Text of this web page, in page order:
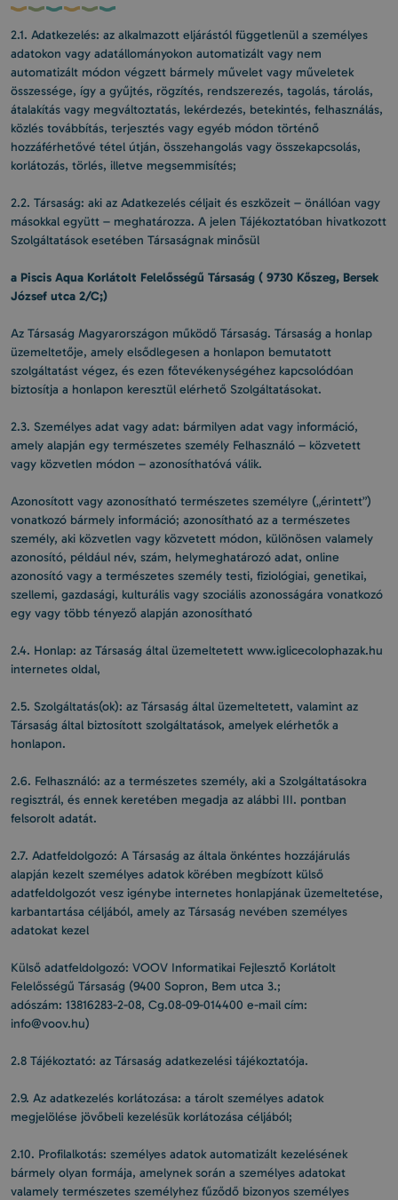
2.1. Adatkezelés: az alkalmazott eljárástól függetlenül a személyes
adatokon vagy adatállományokon automatizált vagy nem
automatizált módon végzett bármely művelet vagy műveletek
összessége, így a gyűjtés, rögzítés, rendszerezés, tagolás, tárolás,
átalakítás vagy megváltoztatás, lekérdezés, betekintés, felhasználás,
közlés továbbítás, terjesztés vagy egyéb módon történő
hozzáférhetővé tétel útján, összehangolás vagy összekapcsolás,
korlátozás, törlés, illetve megsemmisítés;
2.2. Társaság: aki az Adatkezelés céljait és eszközeit – önállóan vagy
másokkal együtt – meghatározza. A jelen Tájékoztatóban hivatkozott
Szolgáltatások esetében Társaságnak minősül
a Piscis Aqua Korlátolt Felelősségű Társaság ( 9730 Kőszeg, Bersek
József utca 2/C;)
Az Társaság Magyarországon működő Társaság. Társaság a honlap
üzemeltetője, amely elsődlegesen a honlapon bemutatott
szolgáltatást végez, és ezen főtevékenységéhez kapcsolódóan
biztosítja a honlapon keresztül elérhető Szolgáltatásokat.
2.3. Személyes adat vagy adat: bármilyen adat vagy információ,
amely alapján egy természetes személy Felhasználó – közvetett
vagy közvetlen módon – azonosíthatóvá válik.
Azonosított vagy azonosítható természetes személyre („érintett”)
vonatkozó bármely információ; azonosítható az a természetes
személy, aki közvetlen vagy közvetett módon, különösen valamely
azonosító, például név, szám, helymeghatározó adat, online
azonosító vagy a természetes személy testi, fiziológiai, genetikai,
szellemi, gazdasági, kulturális vagy szociális azonosságára vonatkozó
egy vagy több tényező alapján azonosítható
2.4. Honlap: az Társaság által üzemeltetett www.iglicecolophazak.hu
internetes oldal,
2.5. Szolgáltatás(ok): az Társaság által üzemeltetett, valamint az
Társaság által biztosított szolgáltatások, amelyek elérhetők a
honlapon.
2.6. Felhasználó: az a természetes személy, aki a Szolgáltatásokra
regisztrál, és ennek keretében megadja az alábbi III. pontban
felsorolt adatát.
2.7. Adatfeldolgozó: A Társaság az általa önkéntes hozzájárulás
alapján kezelt személyes adatok körében megbízott külső
adatfeldolgozót vesz igénybe internetes honlapjának üzemeltetése,
karbantartása céljából, amely az Társaság nevében személyes
adatokat kezel
Külső adatfeldolgozó: VOOV Informatikai Fejlesztő Korlátolt
Felelősségű Társaság (9400 Sopron, Bem utca 3.;
adószám: 13816283-2-08, Cg.08-09-014400 e-mail cím:
info@voov.hu)
2.8 Tájékoztató: az Társaság adatkezelési tájékoztatója.
2.9. Az adatkezelés korlátozása: a tárolt személyes adatok
megjelölése jövőbeli kezelésük korlátozása céljából;
2.10. Profilalkotás: személyes adatok automatizált kezelésének
bármely olyan formája, amelynek során a személyes adatokat
valamely természetes személyhez fűződő bizonyos személyes